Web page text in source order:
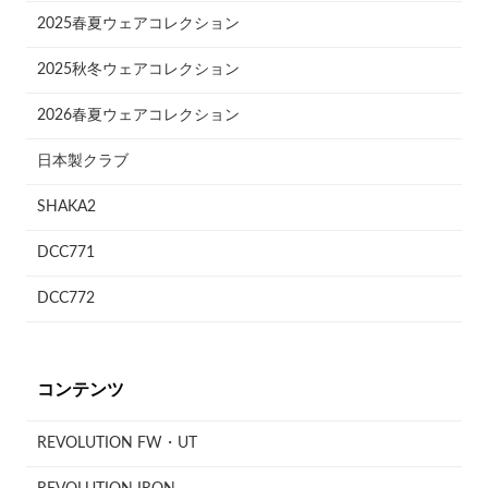
2025春夏ウェアコレクション
2025秋冬ウェアコレクション
2026春夏ウェアコレクション
日本製クラブ
SHAKA2
DCC771
DCC772
コンテンツ
REVOLUTION FW・UT